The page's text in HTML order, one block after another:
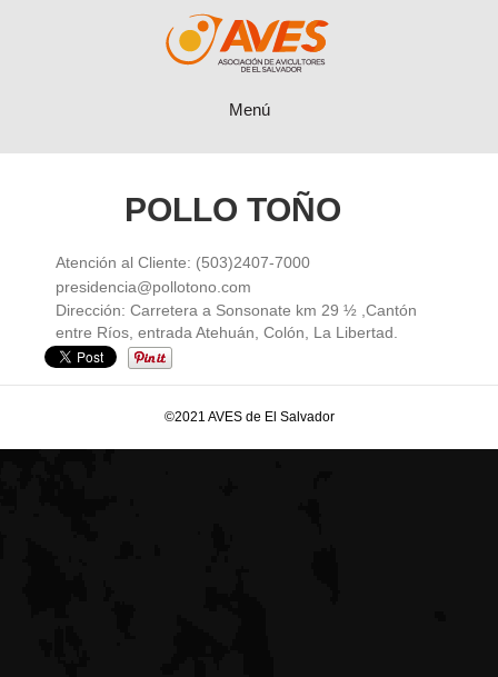
Menú
POLLO TOÑO
Atención al Cliente: (503)2407-7000
presidencia@pollotono.com
Dirección: Carretera a Sonsonate km 29 ½ ,Cantón
entre Ríos, entrada Atehuán, Colón, La Libertad.
©2021 AVES de El Salvador